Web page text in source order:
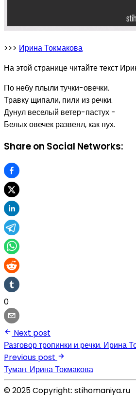
>>> Ирина Токмакова
На этой странице читайте текст
По небу плыли тучки-овечки.
Травку щипали, пили из речки.
Дунул веселый ветер-пастух -
Белых овечек развеял, как пух.
Share on Social Networks:
0
Next post
Разговор тропинки и речки. Ирина
Previous post
Туман. Ирина Токмакова
© 2025 Copyright: stihomaniya.ru